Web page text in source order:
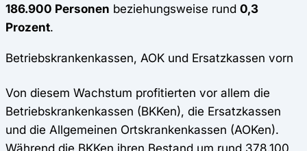
186.900 Personen beziehungsweise rund 0,3
Prozent.
Betriebskrankenkassen, AOK und Ersatzkassen vorn
Von diesem Wachstum profitierten vor allem die
Betriebskrankenkassen (BKKen), die Ersatzkassen
und die Allgemeinen Ortskrankenkassen (AOKen).
Während die BKKen ihren Bestand um rund 378.100